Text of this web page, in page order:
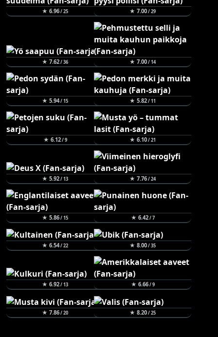
★ 6.96/ 25 ★ 7.00/ 29
★ 7.62/ 36 ★ 7.00/ 14
★ 5.94/ 15 ★ 5.82/ 11
★ 6.12/ 9 ★ 6.10/ 21
★ 5.92/ 13 ★ 7.76/ 24
★ 5.86/ 15 ★ 6.42/ 7
★ 6.54/ 22 ★ 8.00/ 35
★ 6.92/ 13 ★ 6.66/ 9
★ 7.86/ 20 ★ 8.20/ 25